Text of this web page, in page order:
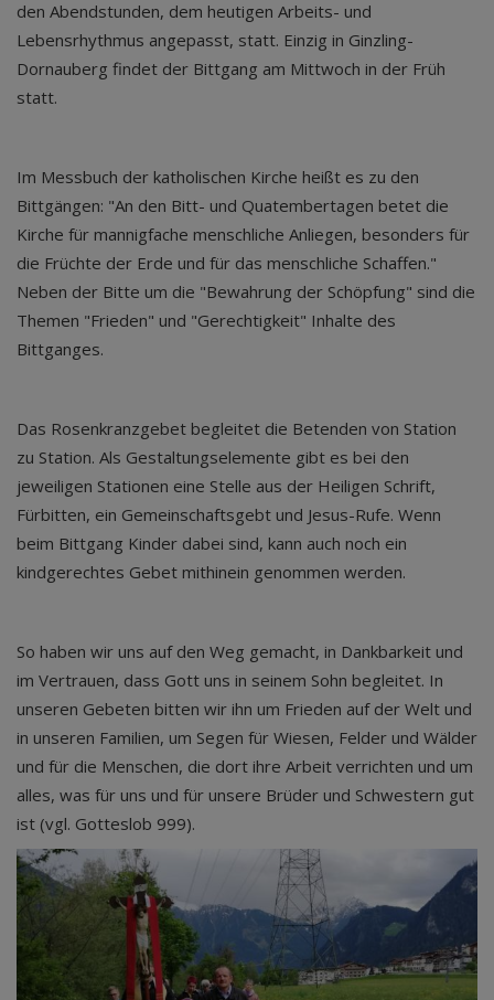
den Abendstunden, dem heutigen Arbeits- und
Lebensrhythmus angepasst, statt. Einzig in Ginzling-
Dornauberg findet der Bittgang am Mittwoch in der Früh
statt.
Im Messbuch der katholischen Kirche heißt es zu den
Bittgängen: "An den Bitt- und Quatembertagen betet die
Kirche für mannigfache menschliche Anliegen, besonders für
die Früchte der Erde und für das menschliche Schaffen."
Neben der Bitte um die "Bewahrung der Schöpfung" sind die
Themen "Frieden" und "Gerechtigkeit" Inhalte des
Bittganges.
Das Rosenkranzgebet begleitet die Betenden von Station
zu Station. Als Gestaltungselemente gibt es bei den
jeweiligen Stationen eine Stelle aus der Heiligen Schrift,
Fürbitten, ein Gemeinschaftsgebt und Jesus-Rufe. Wenn
beim Bittgang Kinder dabei sind, kann auch noch ein
kindgerechtes Gebet mithinein genommen werden.
So haben wir uns auf den Weg gemacht, in Dankbarkeit und
im Vertrauen, dass Gott uns in seinem Sohn begleitet. In
unseren Gebeten bitten wir ihn um Frieden auf der Welt und
in unseren Familien, um Segen für Wiesen, Felder und Wälder
und für die Menschen, die dort ihre Arbeit verrichten und um
alles, was für uns und für unsere Brüder und Schwestern gut
ist (vgl. Gotteslob 999).